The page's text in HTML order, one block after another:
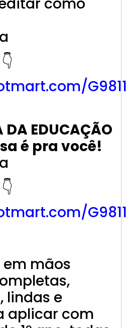
como
.com/
DA EDUCAÇÃO
é pra você!
.com/
mãos
lindas e
aplicar com